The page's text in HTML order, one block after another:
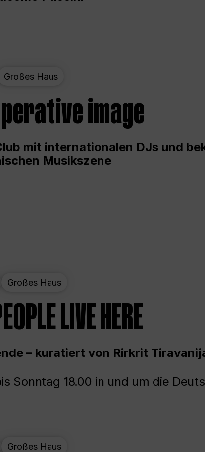
Großes Haus
image
mit internationalen DJs und
Musikszene
Großes Haus
LIVE HERE
– kuratiert von Rirkrit
Sonntag 18.00 in und um die
Großes Haus